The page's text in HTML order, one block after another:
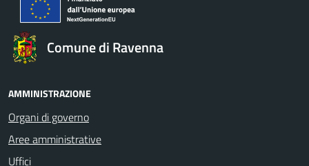
Comune di Ravenna
AMMINISTRAZIONE
Organi di governo
Aree amministrative
Uffici